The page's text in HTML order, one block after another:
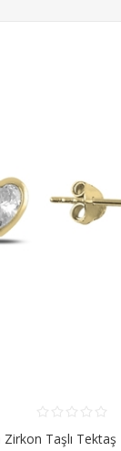
Zirkon Taşlı